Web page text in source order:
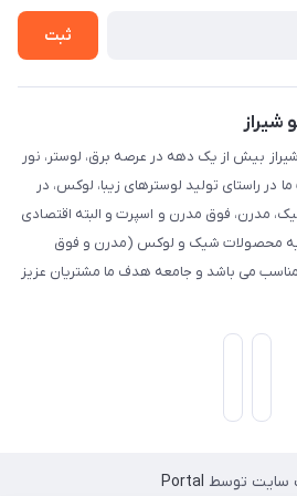
ثبت
شیراز
بیش از یک دهه در عرصه برق، لوستر، نور
در راستای تولید لوسترهای زیبا، لوکس، در
مدرن، فوق مدرن و اسپرت و البته اقتصادی
محصولات شیک و لوکس (مدرن و فوق
می باشد و جامعه هدف ما مشتریان عزیز
سایت توسط Portal